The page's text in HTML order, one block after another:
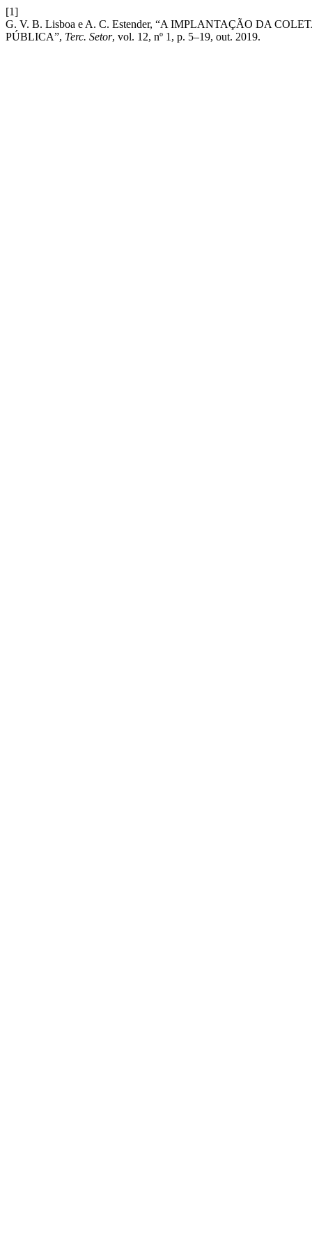
[1]
G. V. B. Lisboa e A. C. Estender, “A IMPLANTAÇÃO DA
PÚBLICA”, Terc. Setor, vol. 12, nº 1, p. 5–19, out. 2019.